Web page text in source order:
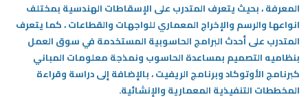
المعرفة ، بحيث يتعرف المتدرب على الإسقاطات الهندسية بمختلف
انواعها والرسم والإخراج المعماري للواجهات والقطاعات ، كما يتعرف
المتدرب على أحدث البرامج الحاسوبية المستخدمة في سوق العمل
بنظاميه التصميم بمساعدة الحاسوب ونمذجة معلومات المباني
كبرنامج الأوتوكاد وبرنامج الريفيت ، بالإضافة إلى دراسة وقراءة
المخططات التنفيذية المعمارية والإنشائية.